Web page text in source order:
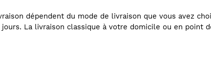
dépendent du mode de livraison que vous avez
jours. La livraison classique à votre domicile ou en point